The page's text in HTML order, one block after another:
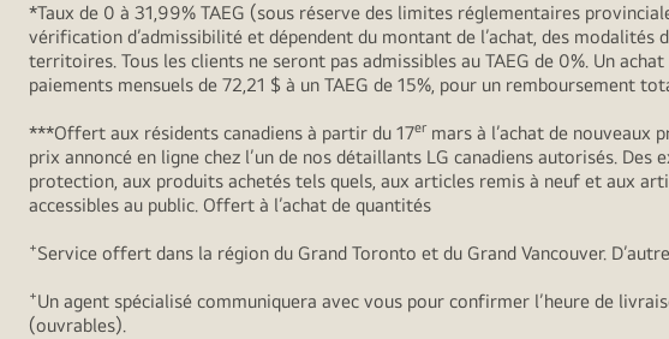
*Taux de 0 à 31,99% TAEG (sous réserve des limites réglementaires
vérification d’admissibilité et dépendent du montant de l’achat, des
territoires. Tous les clients ne seront pas admissibles au TAEG de 0%. Un
paiements mensuels de 72,21 $ à un TAEG de 15%, pour un remboursement
***Offert aux résidents canadiens à partir du 17er mars à l’achat de nouveaux
prix annoncé en ligne chez l’un de nos détaillants LG canadiens autorisés.
protection, aux produits achetés tels quels, aux articles remis à neuf et aux
accessibles au public. Offert à l’achat de quantités
+Service offert dans la région du Grand Toronto et du Grand Vancouver.
+Un agent spécialisé communiquera avec vous pour confirmer l’heure de
(ouvrables).